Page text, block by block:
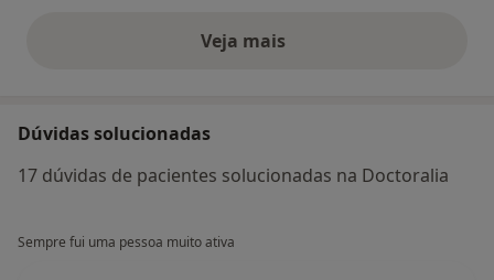
Veja maisopiniões acima
Dúvidas solucionadas
17 dúvidas de pacientes solucionadas na Doctoralia
Sempre fui uma pessoa muito ativa